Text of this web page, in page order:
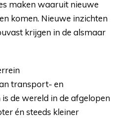
maken waaruit nieuwe
komen. Nieuwe inzichten
krijgen in de alsmaar
transport- en
de wereld in de afgelopen
én steeds kleiner